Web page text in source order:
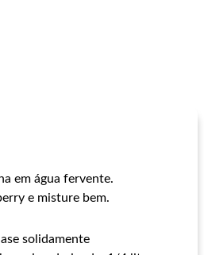
em água fervente.
e misture bem.
solidamente